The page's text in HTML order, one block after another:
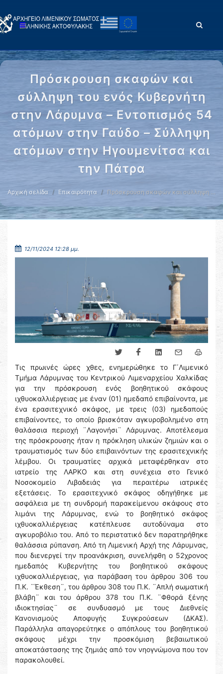
Πρόσκρουση σκαφών και
σύλληψη του ενός Κυβερνήτη
στην Λάρυμνα – Εντοπισμός 54
ατόμων στην Γαύδο – Σύλληψη
ατόμων στην Ηγουμενίτσα και
την Πάτρα
Αρχική σελίδα Επικαιρότητα Πρόσκρουση σκαφών και σύλληψη …
12/11/2024 12:28 μμ.
Τις πρωινές ώρες χθες, ενημερώθηκε το Γ΄Λιμενικό
Τμήμα Λάρυμνας του Κεντρικού Λιμεναρχείου Χαλκίδας
για την πρόσκρουση ενός βοηθητικού σκάφους
ιχθυοκαλλιέργειας με έναν (01) ημεδαπό επιβαίνοντα, με
ένα ερασιτεχνικό σκάφος, με τρεις (03) ημεδαπούς
επιβαίνοντες, το οποίο βρισκόταν αγκυροβολημένο στη
θαλάσσια περιοχή ¨Λαγονήσι¨ Λάρυμνας. Αποτέλεσμα
της πρόσκρουσης ήταν η πρόκληση υλικών ζημιών και ο
τραυματισμός των δύο επιβαινόντων της ερασιτεχνικής
λέμβου. Οι τραυματίες αρχικά μεταφέρθηκαν στο
ιατρείο της ΛΑΡΚΟ και στη συνέχεια στο Γενικό
Νοσοκομείο Λιβαδειάς για περαιτέρω ιατρικές
εξετάσεις. Το ερασιτεχνικό σκάφος οδηγήθηκε με
ασφάλεια με τη συνδρομή παρακείμενου σκάφους στο
λιμάνι της Λάρυμνας, ενώ το βοηθητικό σκάφος
ιχθυοκαλλιέργειας κατέπλευσε αυτοδύναμα στο
αγκυροβόλιο του. Από το περιστατικό δεν παρατηρήθηκε
θαλάσσια ρύπανση. Από τη Λιμενική Αρχή της Λάρυμνας,
που διενεργεί την προανάκριση, συνελήφθη ο 52χρονος
ημεδαπός Κυβερνήτης του βοηθητικού σκάφους
ιχθυοκαλλιέργειας, για παράβαση του άρθρου 306 του
Π.Κ. ¨Έκθεση¨, του άρθρου 308 του Π.Κ. ¨Απλή σωματική
βλάβη¨ και του άρθρου 378 του Π.Κ. ¨Φθορά ξένης
ιδιοκτησίας¨ σε συνδυασμό με τους Διεθνείς
Κανονισμούς Αποφυγής Συγκρούσεων (ΔΚΑΣ).
Παράλληλα απαγορεύτηκε ο απόπλους του βοηθητικού
σκάφους μέχρι την προσκόμιση βεβαιωτικού
αποκατάστασης της ζημιάς από τον νηογνώμονα που τον
παρακολουθεί.